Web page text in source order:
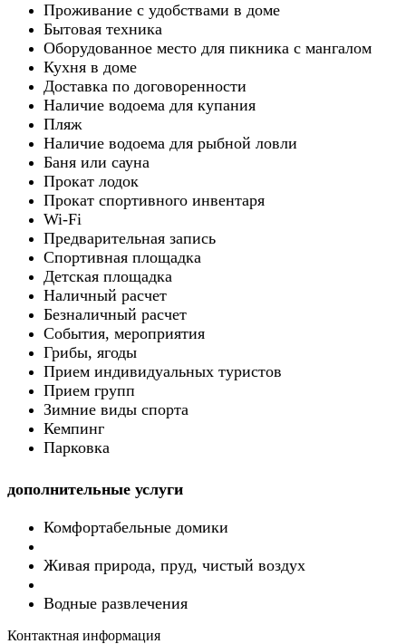
Проживание с удобствами в доме
Бытовая техника
Оборудованное место для пикника с мангалом
Кухня в доме
Доставка по договоренности
Наличие водоема для купания
Пляж
Наличие водоема для рыбной ловли
Баня или сауна
Прокат лодок
Прокат спортивного инвентаря
Wi-Fi
Предварительная запись
Спортивная площадка
Детская площадка
Наличный расчет
Безналичный расчет
События, мероприятия
Грибы, ягоды
Прием индивидуальных туристов
Прием групп
Зимние виды спорта
Кемпинг
Парковка
дополнительные услуги
Комфортабельные домики
Живая природа, пруд, чистый воздух
Водные развлечения
Контактная информация